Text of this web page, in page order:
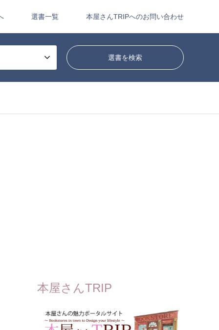
選書一覧 本屋さんTRIPへのお問い合わせ
本屋さんTRIP